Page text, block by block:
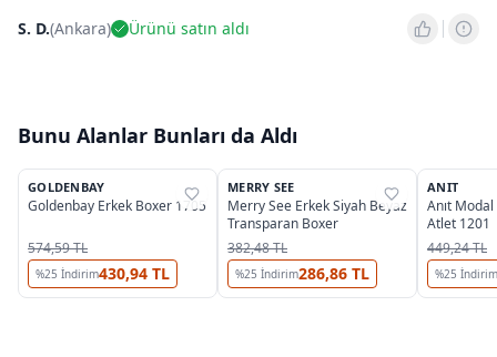
S. D.(Ankara) Ürünü satın aldı
Bunu Alanlar Bunları da Aldı
%38
GOLDENBAY
Goldenbay Erkek Boxer 1705
574,59 TL
%25 İndirim430,94 TL
%35
MERRY SEE
Merry See Erkek Siyah Beyaz
Transparan Boxer
382,48 TL
%25 İndirim286,86 TL
%38
ANIT
Anıt
Atlet 1201
449,24 TL
%25 İndirim